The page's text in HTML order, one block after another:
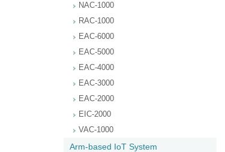
NAC-1000
RAC-1000
EAC-6000
EAC-5000
EAC-4000
EAC-3000
EAC-2000
EIC-2000
VAC-1000
Arm-based IoT System